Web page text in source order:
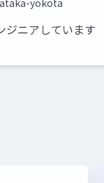
yokota
ジニアしています